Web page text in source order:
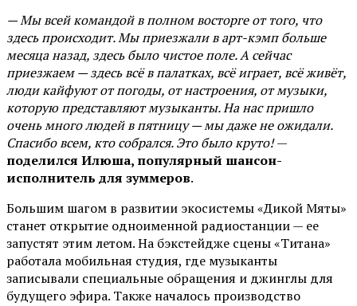
— Мы всей командой в полном восторге от того, что
здесь происходит. Мы приезжали в арт-кэмп больше
месяца назад, здесь было чистое поле. А сейчас
приезжаем — здесь всё в палатках, всё играет, всё живёт,
люди кайфуют от погоды, от настроения, от музыки,
которую представляют музыканты. На нас пришло
очень много людей в пятницу — мы даже не ожидали.
Спасибо всем, кто собрался. Это было круто!—
поделился Илюша, популярный шансон-
исполнитель для зуммеров.
Большим шагом в развитии экосистемы «Дикой Мяты»
станет открытие одноименной радиостанции — ее
запустят этим летом. На бэкстейдже сцены «Титана»
работала мобильная студия, где музыканты
записывали специальные обращения и джинглы для
будущего эфира. Также началось производство